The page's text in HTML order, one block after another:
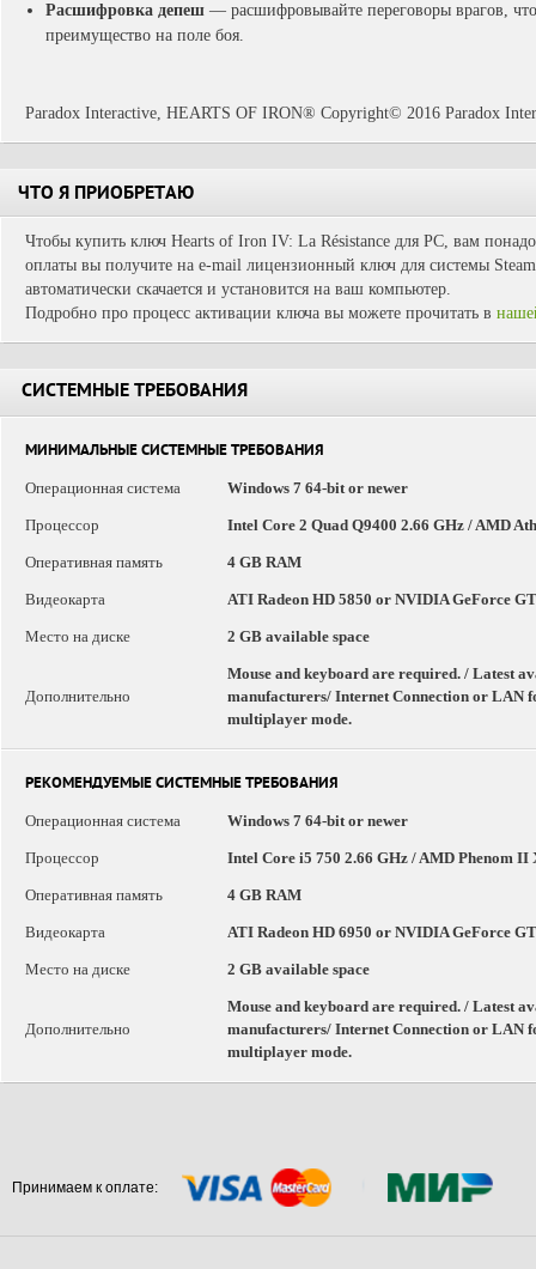
Расшифровка депеш — расшифровывайте переговоры врагов,
преимущество на поле боя.
Paradox Interactive, HEARTS OF IRON® Copyright© 2016 Paradox
ЧТО Я ПРИОБРЕТАЮ
Чтобы купить ключ Hearts of Iron IV: La Résistance для PC, вам
оплаты вы получите на e-mail лицензионный ключ для системы
автоматически скачается и установится на ваш компьютер.
Подробно про процесс активации ключа вы можете прочитать в
СИСТЕМНЫЕ ТРЕБОВАНИЯ
МИНИМАЛЬНЫЕ СИСТЕМНЫЕ ТРЕБОВАНИЯ
Операционная система
Windows 7 64-bit or newer
Процессор Intel Core 2 Quad Q9400 2.66 GHz / AMD
Оперативная память 4 GB RAM
Видеокарта ATI Radeon HD 5850 or NVIDIA GeForce
Место на диске 2 GB available space
Дополнительно
Mouse and keyboard are required. / Latest
manufacturers/ Internet Connection or LAN
multiplayer mode.
РЕКОМЕНДУЕМЫЕ СИСТЕМНЫЕ ТРЕБОВАНИЯ
Операционная система
Windows 7 64-bit or newer
Процессор Intel Core i5 750 2.66 GHz / AMD Phenom II
Оперативная память 4 GB RAM
Видеокарта ATI Radeon HD 6950 or NVIDIA GeForce
Место на диске 2 GB available space
Дополнительно
Mouse and keyboard are required. / Latest
manufacturers/ Internet Connection or LAN
multiplayer mode.
Принимаем к оплате: